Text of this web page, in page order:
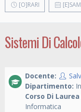
[O]RARI
Sistemi Di
Docente:
Dipartimento:
Corso Di
Informatica